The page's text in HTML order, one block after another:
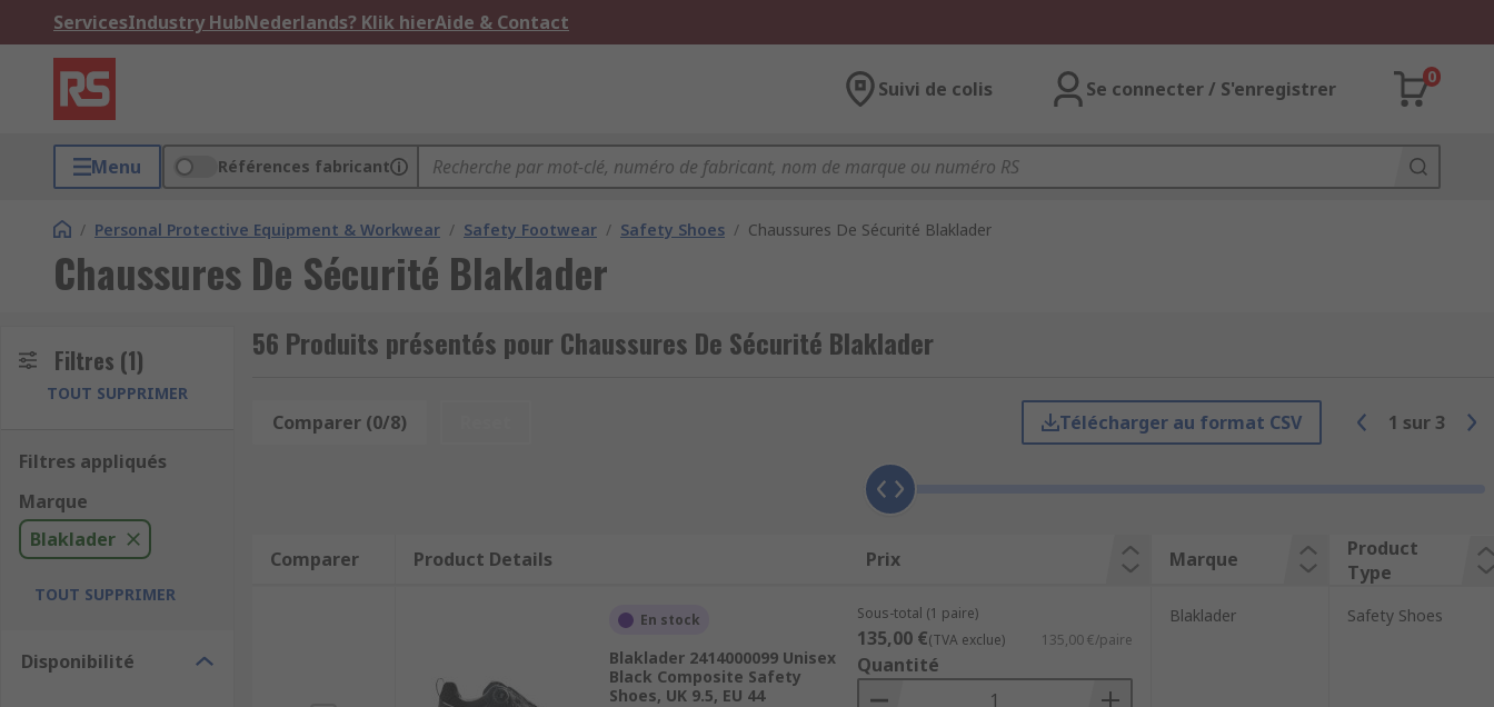
ServicesIndustry HubNederlands? Klik hierAide & Contact
Suivi de colis Se connecter / S'enregistrer
0
Menu Références fabricant
/ Personal Protective Equipment & Workwear / Safety Footwear / Safety Shoes / Chaussures De Sécurité Blaklader
Chaussures De Sécurité Blaklader
Filtres (1)
TOUT SUPPRIMER
Filtres appliqués
Marque
Blaklader
TOUT SUPPRIMER
Disponibilité
56 Produits présentés pour Chaussures De Sécurité Blaklader
Comparer (0/8) Télécharger au format CSV 1 sur 3
Comparer Product Details Prix Marque
Product
Type
En stock
Blaklader 2414000099 Unisex
Black Composite Safety
Shoes, UK 9.5, EU 44
Sous-total (1 paire)
135,00 €(TVA exclue) 135,00 €/paire
Quantité
Blaklader Safety Shoes